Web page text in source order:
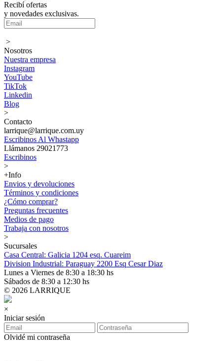
Recibí ofertas
y novedades exclusivas.
>
Nosotros
Nuestra empresa
Instagram
YouTube
TikTok
Linkedin
Blog
>
Contacto
larrique@larrique.com.uy
Escribinos Al Whastapp
Llámanos 29021773
Escribinos
>
+Info
Envios y devoluciones
Términos y condiciones
¿Cómo comprar?
Preguntas frecuentes
Medios de pago
Trabaja con nosotros
>
Sucursales
Casa Central: Galicia 1204 esq. Cuareim
Division Industrial: Paraguay 2200 Esq Cesar Diaz
Lunes a Viernes de 8:30 a 18:30 hs
Sábados de 8:30 a 12:30 hs
© 2026 LARRIQUE
×
Iniciar sesión
Olvidé mi contraseña